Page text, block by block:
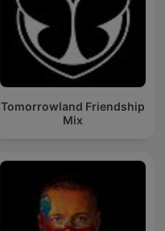
Tomorrowland Friendship
Mix